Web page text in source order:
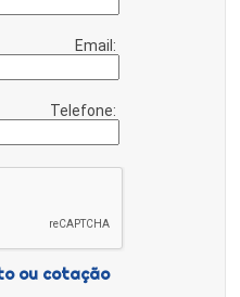
Email:
Telefone:
ou cotação